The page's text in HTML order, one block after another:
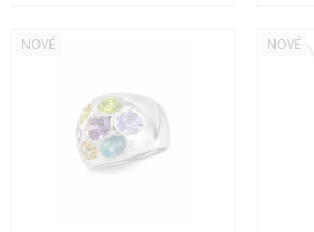
NOVÉ NOVÉ